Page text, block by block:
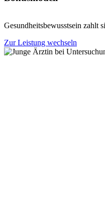
Gesundheitsbewusstsein zahlt
Zur Leistung wechseln